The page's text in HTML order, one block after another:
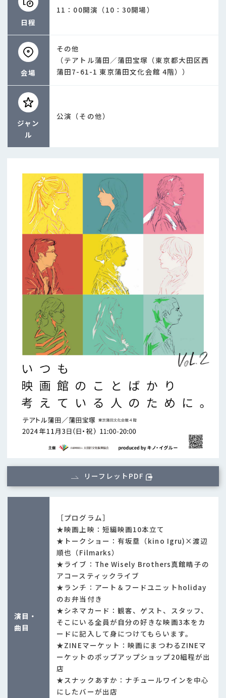
日程
11：00開演（10：30開場）
会場
その他
（テアトル蒲田／蒲田宝塚（東京都大田区西
蒲田7-61-1 東京蒲田文化会館 4階））
ジャン
ル
公演（その他）
リーフレットPDF
演目・
曲目
［プログラム］
★映画上映：短編映画10本立て
★トークショー：有坂塁（kino Igru)×渡辺
順也（Filmarks）
★ライブ：The Wisely Brothers真館晴子の
アコースティックライブ
★ランチ：アート＆フードユニットholiday
のお弁当付き
★シネマカード：観客、ゲスト、スタッフ、
そこにいる全員が自分の好きな映画3本をカ
ードに記入して身につけてもらいます。
★ZINEマーケット：映画にまつわるZINEマ
ーケットのポップアップショップ20組程が出
店
★スナックあすか：ナチュールワインを中心
にしたバーが出店